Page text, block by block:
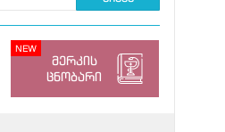
მერკის
ცნობარი